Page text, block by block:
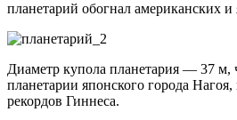
планетарий обогнал американских
Диаметр купола планетария — 37 м,
планетарии японского города
рекордов Гиннеса.